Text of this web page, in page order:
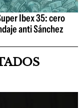
Ibex 35: cero
anti Sánchez